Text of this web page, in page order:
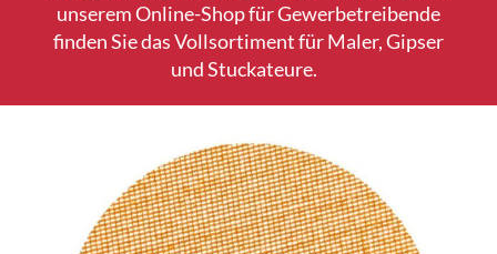
unserem Online-Shop für Gewerbetreibende
finden Sie das Vollsortiment für Maler, Gipser
und Stuckateure.
Bildergalerie